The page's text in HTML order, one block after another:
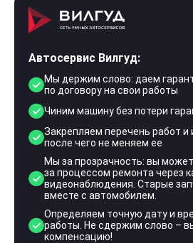
Автосервис Вилгуд:
Мы держим слово: даем
по договору на свои работы
Чиним машину без потери
Закрепляем перечень работ и
после чего не меняем ее
Мы за прозрачность: вы
за процессом ремонта через
видеонаблюдения. Старые
вместе с автомобилем.
Определяем точную дату и
работы. Не сдержим слово –
компенсацию!